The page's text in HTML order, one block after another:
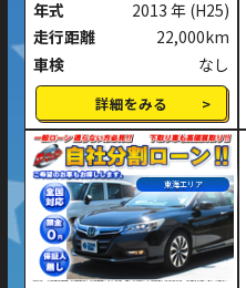
年式
2013 年 (H25)
走行距離
22,000km
車検
なし
詳細をみる
東海エリア